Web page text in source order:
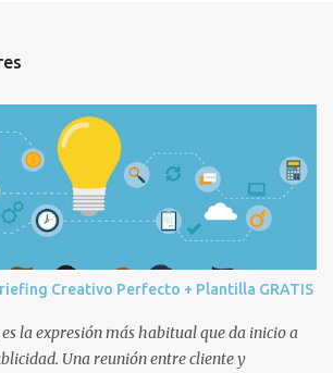
Creativo Perfecto + Plantilla GRATIS
la expresión más habitual que da inicio a
Una reunión entre cliente y